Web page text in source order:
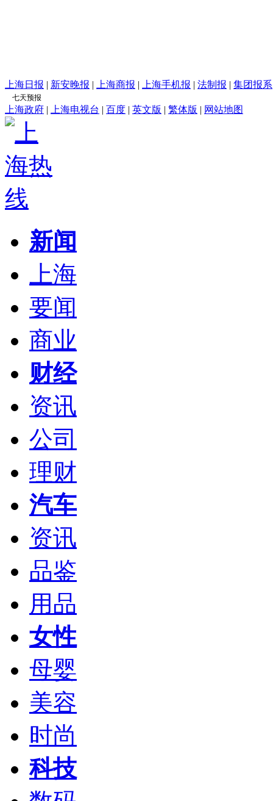
上海日报 | 新安晚报 | 上海商报 | 上海手机报 | 法制报 | 集团报系
上海政府 | 上海电视台 | 百度 | 英文版 | 繁体版 | 网站地图
新闻
上海
要闻
商业
财经
资讯
公司
理财
汽车
资讯
品鉴
用品
女性
母婴
美容
时尚
科技